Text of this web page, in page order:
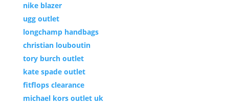
nike blazer
ugg outlet
longchamp handbags
christian louboutin
tory burch outlet
kate spade outlet
fitflops clearance
michael kors outlet uk